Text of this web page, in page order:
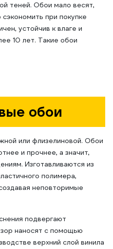
теней. Обои мало весят,
при покупке
устойчив к влаге и
10 лет. Такие обои
обои
или флизелиновой. Обои
и прочнее, а значит,
Изготавливаются из
полимера,
неповторимые
подвергают
наносят с помощью
верхний слой винила